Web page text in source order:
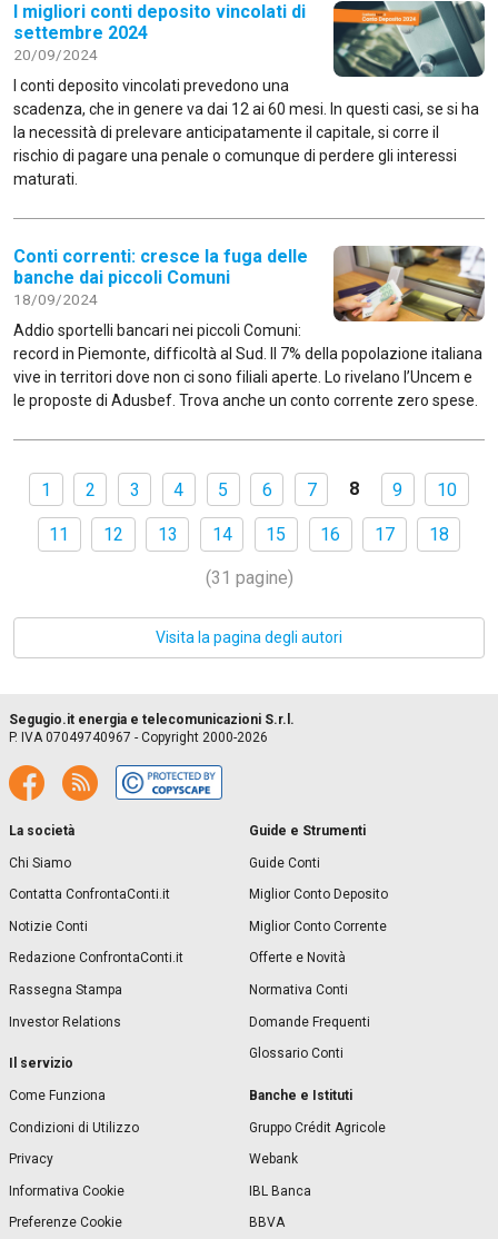
I migliori conti deposito vincolati di
settembre 2024
20/09/2024
I conti deposito vincolati prevedono una
scadenza, che in genere va dai 12 ai 60 mesi. In questi casi, se si ha
la necessità di prelevare anticipatamente il capitale, si corre il
rischio di pagare una penale o comunque di perdere gli interessi
maturati.
Conti correnti: cresce la fuga delle
banche dai piccoli Comuni
18/09/2024
Addio sportelli bancari nei piccoli Comuni:
record in Piemonte, difficoltà al Sud. Il 7% della popolazione italiana
vive in territori dove non ci sono filiali aperte. Lo rivelano l’Uncem e
le proposte di Adusbef. Trova anche un conto corrente zero spese.
1 2 3 4 5 6 7 8 9 10
11 12 13 14 15 16 17 18
(31 pagine)
Visita la pagina degli autori
La società
Chi Siamo
Contatta ConfrontaConti.it
Notizie Conti
Redazione ConfrontaConti.it
Rassegna Stampa
Investor Relations
Il servizio
Come Funziona
Condizioni di Utilizzo
Privacy
Informativa Cookie
Preferenze Cookie
Guide e Strumenti
Guide Conti
Miglior Conto Deposito
Miglior Conto Corrente
Offerte e Novità
Normativa Conti
Domande Frequenti
Glossario Conti
Banche e Istituti
Gruppo Crédit Agricole
Webank
IBL Banca
BBVA
Segugio.it energia e telecomunicazioni S.r.l.
P. IVA 07049740967 - Copyright 2000-2026